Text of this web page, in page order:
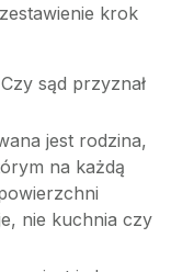
krok
Czy sąd przyznał
jest rodzina,
na każdą
nie kuchnia czy